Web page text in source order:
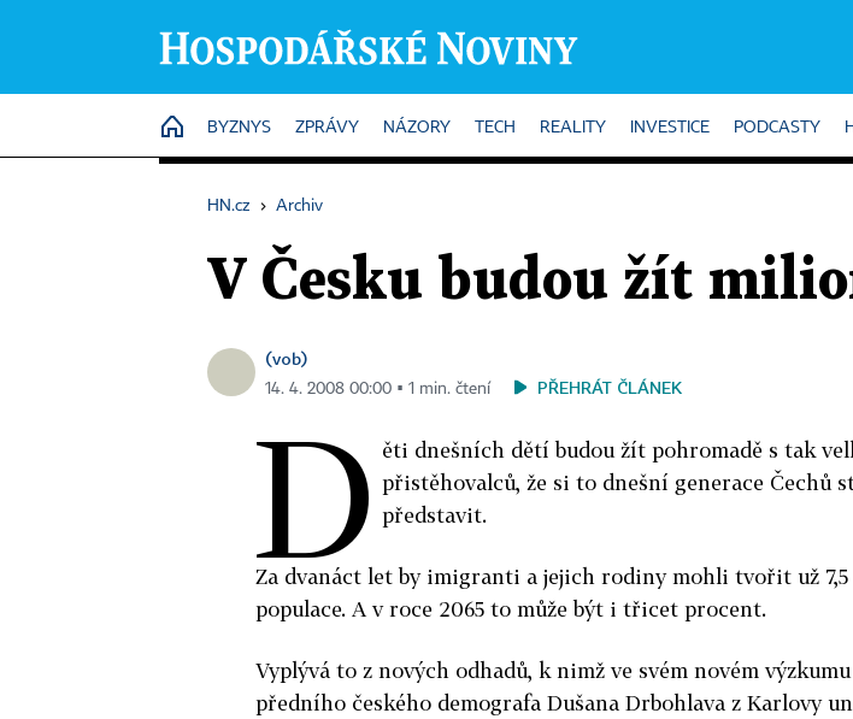
HOME
BYZNYS ZPRÁVY NÁZORY TECH REALITY INVESTICE PODCASTY
HN.cz › Archiv
V Česku budou žít
(vob)
14. 4. 2008 00:00 ▪ 1 min. čtení PŘEHRÁT ČLÁNEK
D ěti dnešních dětí budou žít pohromadě s tak
přistěhovalců, že si to dnešní generace Čechů
představit.
Za dvanáct let by imigranti a jejich rodiny mohli tvořit už 7,5
populace. A v roce 2065 to může být i třicet procent.
Vyplývá to z nových odhadů, k nimž ve svém novém
předního českého demografa Dušana Drbohlava z Karlovy